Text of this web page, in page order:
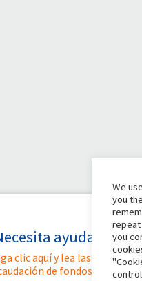
ayuda?
clic aquí y lea las
de fondos
We
you
repeat
you